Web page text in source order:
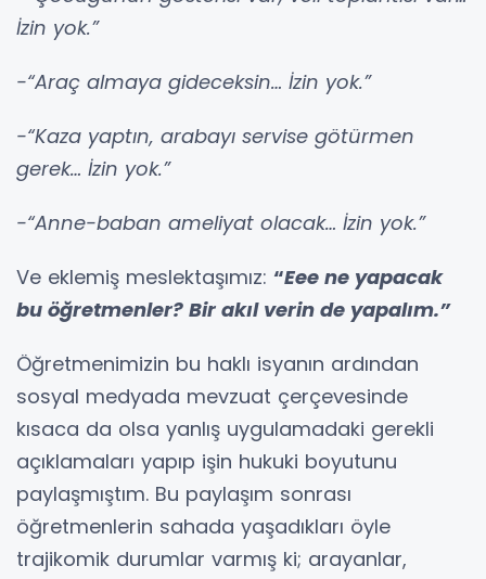
İzin yok.”
-“Araç almaya gideceksin… İzin yok.”
-“Kaza yaptın, arabayı servise götürmen
gerek… İzin yok.”
-“Anne-baban ameliyat olacak… İzin yok.”
Ve eklemiş meslektaşımız: “Eee ne yapacak
bu öğretmenler? Bir akıl verin de yapalım.”
Öğretmenimizin bu haklı isyanın ardından
sosyal medyada mevzuat çerçevesinde
kısaca da olsa yanlış uygulamadaki gerekli
açıklamaları yapıp işin hukuki boyutunu
paylaşmıştım. Bu paylaşım sonrası
öğretmenlerin sahada yaşadıkları öyle
trajikomik durumlar varmış ki; arayanlar,